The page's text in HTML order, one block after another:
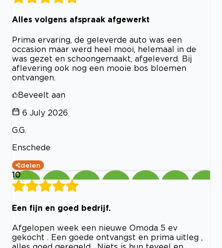
Alles volgens afspraak afgewerkt
Prima ervaring, de geleverde auto was een
occasion maar werd heel mooi, helemaal in de
was gezet en schoongemaakt, afgeleverd. Bij
aflevering ook nog een mooie bos bloemen
ontvangen.
Beveelt aan
6 July 2026
G.G.
Enschede
delen
10
Een fijn en goed bedrijf.
Afgelopen week een nieuwe Omoda 5 ev
gekocht . Een goede ontvangst en prima uitleg ,